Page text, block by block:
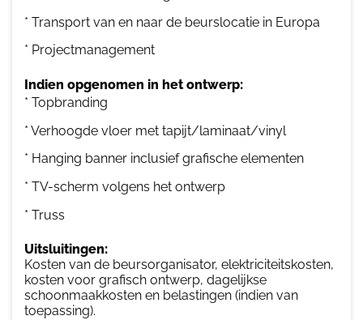
* Transport van en naar de beurslocatie in Europa
* Projectmanagement
Indien opgenomen in het ontwerp:
* Topbranding
* Verhoogde vloer met tapijt/laminaat/vinyl
* Hanging banner inclusief grafische elementen
* TV-scherm volgens het ontwerp
* Truss
Uitsluitingen:
Kosten van de beursorganisator, elektriciteitskosten,
kosten voor grafisch ontwerp, dagelijkse
schoonmaakkosten en belastingen (indien van
toepassing).